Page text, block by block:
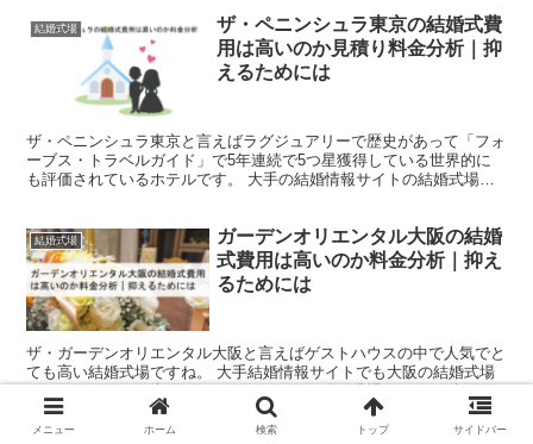
結婚式場
ザ・ペニンシュラ東京の結婚式費
用は高いのか見積り料金分析｜抑
えるためには
ザ・ペニンシュラ東京と言えばラグジュアリーで歴史があって「フォ
ーブス・トラベルガイド」で5年連続で5つ星獲得している世界的に
も評価されているホテルです。 大手の結婚情報サイトの結婚式場人
結婚式場
ガーデンオリエンタル大阪の結婚
式費用は高いのか料金分析｜抑え
るためには
ザ・ガーデンオリエンタル大阪と言えばゲストハウスの中で人気でと
ても高い結婚式場ですね。 大手結婚情報サイトでも大阪の結婚式場
婚式場おすすめ人気ランキング ちなみに私たちもザ・ガー...
メニュー ホーム 検索 トップ サイドバー